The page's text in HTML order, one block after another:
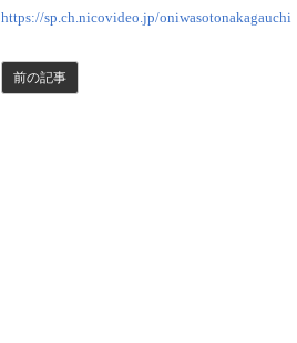
https://sp.ch.nicovideo.jp/oniwasotonakagauchi
前の記事